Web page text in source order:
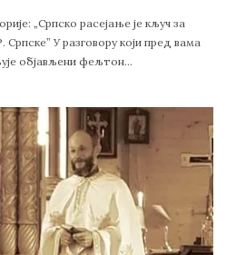
„Српско расејање је кључ за
Српске” У разговору који пред вама
објављени фељтон…